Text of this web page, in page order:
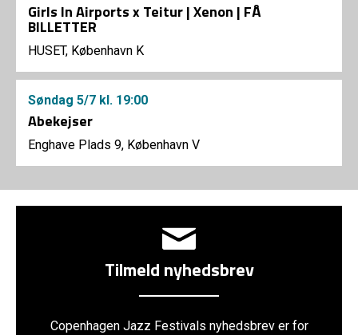
Girls In Airports x Teitur | Xenon | FÅ
BILLETTER
HUSET, København K
Søndag 5/7 kl. 19:00
Abekejser
Enghave Plads 9, København V
Tilmeld nyhedsbrev
Copenhagen Jazz Festivals nyhedsbrev er for